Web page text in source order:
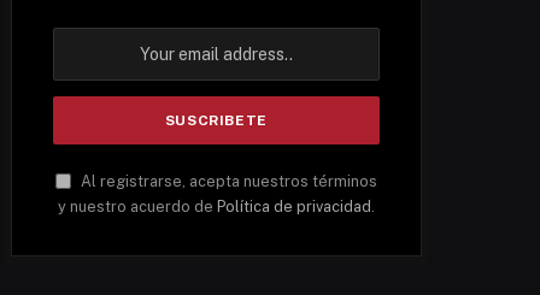
Al registrarse, acepta nuestros términos
y nuestro acuerdo de Política de privacidad